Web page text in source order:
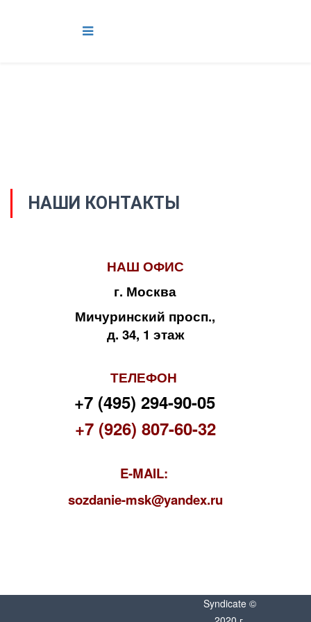
НАШИ КОНТАКТЫ
НАШ ОФИС
г. Москва
Мичуринский просп.,
д. 34, 1 этаж
ТЕЛЕФОН
+7 (495) 294-90-05
+7 (926) 807-60-32
E-MAIL:
sozdanie-msk@yandex.ru
Syndicate ©